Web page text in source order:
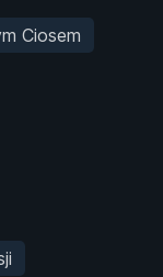
Ciosem